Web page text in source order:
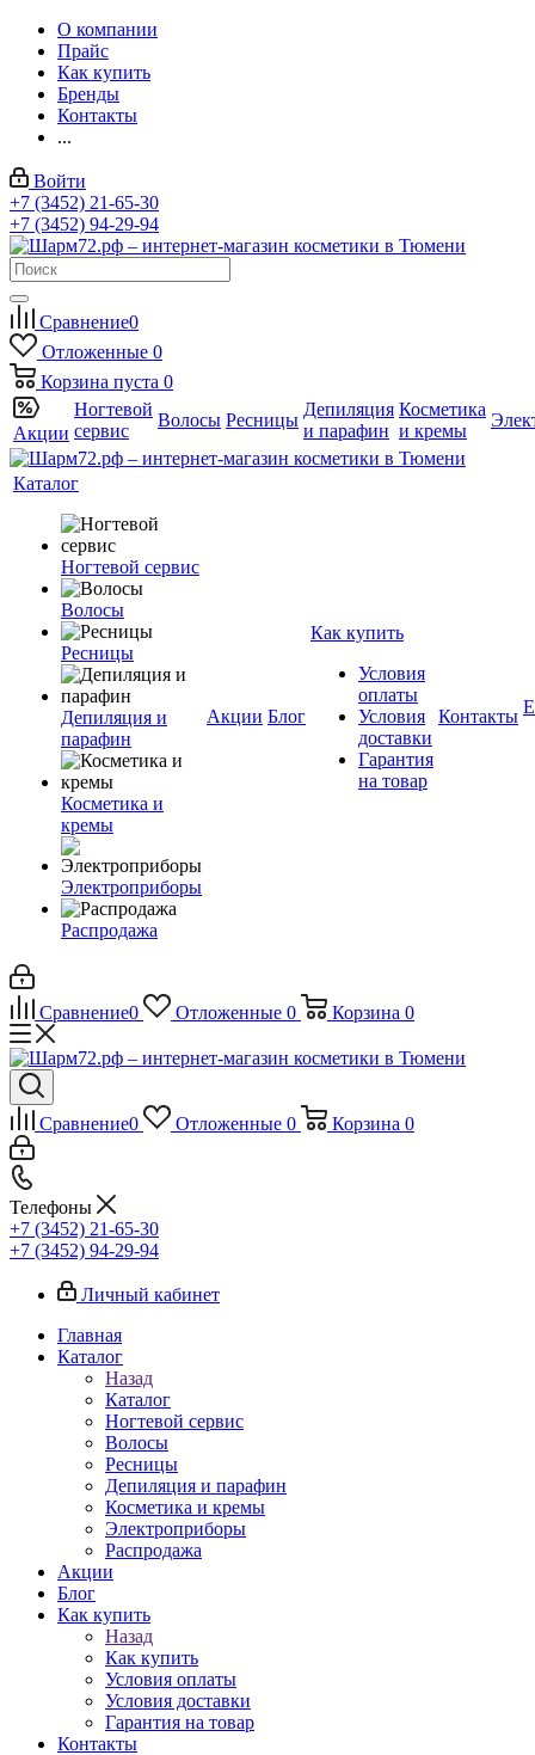
О компании
Прайс
Как купить
Бренды
Контакты
...
Войти
+7 (3452) 21-65-30
+7 (3452) 94-29-94
Сравнение0
Отложенные 0
Корзина пуста 0
Акции
Ногтевой
сервис
Волосы Ресницы
Депиляция
и парафин
Косметика
и кремы
Каталог
Ногтевой сервис
Волосы
Ресницы
Депиляция и
парафин
Косметика и
кремы
Электроприборы
Распродажа
Акции Блог
Как купить
Условия
оплаты
Условия
доставки
Гарантия
на товар
Контакты
Сравнение0 Отложенные 0 Корзина 0
Сравнение0 Отложенные 0 Корзина 0
Телефоны
+7 (3452) 21-65-30
+7 (3452) 94-29-94
Личный кабинет
Главная
Каталог
Назад
Каталог
Ногтевой сервис
Волосы
Ресницы
Депиляция и парафин
Косметика и кремы
Электроприборы
Распродажа
Акции
Блог
Как купить
Назад
Как купить
Условия оплаты
Условия доставки
Гарантия на товар
Контакты